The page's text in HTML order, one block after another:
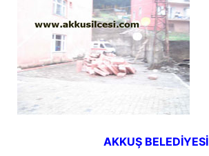
AKKUŞ BELEDİYESİ